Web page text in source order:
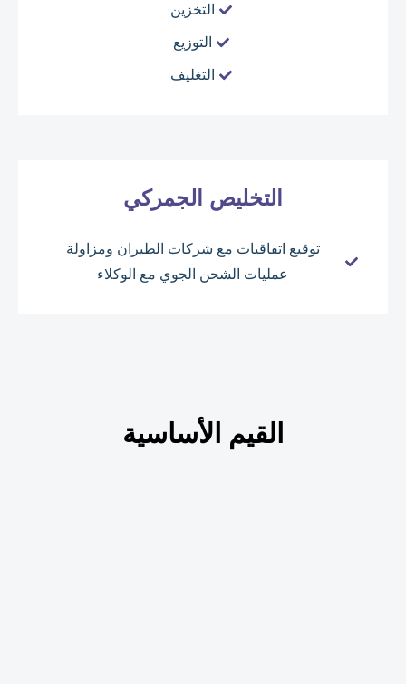
التخزين
التوزيع
التغليف
التخليص الجمركي
توقيع اتفاقيات مع شركات الطيران ومزاولة
عمليات الشحن الجوي مع الوكلاء
القيم الأساسية